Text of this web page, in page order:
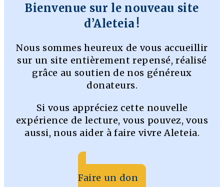
Bienvenue sur le nouveau site
d’Aleteia !
Nous sommes heureux de vous accueillir
sur un site entièrement repensé, réalisé
grâce au soutien de nos généreux
donateurs.
Si vous appréciez cette nouvelle
expérience de lecture, vous pouvez, vous
aussi, nous aider à faire vivre Aleteia.
Faire un don